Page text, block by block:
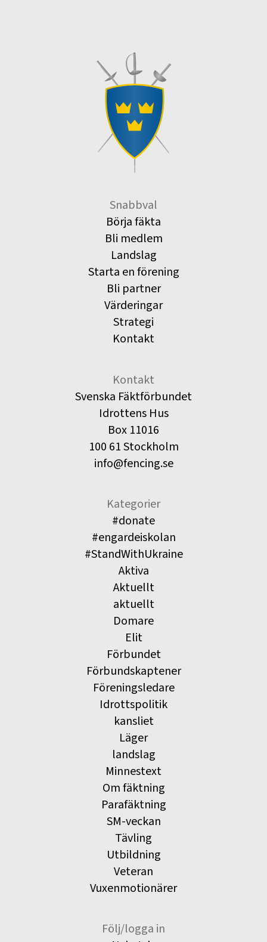
Snabbval
Börja fäkta
Bli medlem
Landslag
Starta en förening
Bli partner
Värderingar
Strategi
Kontakt
Kontakt
Svenska Fäktförbundet
Idrottens Hus
Box 11016
100 61 Stockholm
info@fencing.se
Kategorier
#donate
#engardeiskolan
#StandWithUkraine
Aktiva
Aktuellt
aktuellt
Domare
Elit
Förbundet
Förbundskaptener
Föreningsledare
Idrottspolitik
kansliet
Läger
landslag
Minnestext
Om fäktning
Parafäktning
SM-veckan
Tävling
Utbildning
Veteran
Vuxenmotionärer
Följ/logga in